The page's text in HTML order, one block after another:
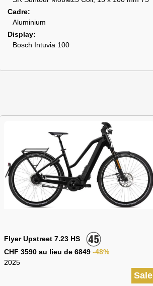
Cadre
Aluminium
Display
Bosch Intuvia 100
Flyer Upstreet 7.23 HS
CHF 3590 au lieu de 6849 -48%
2025
Sale